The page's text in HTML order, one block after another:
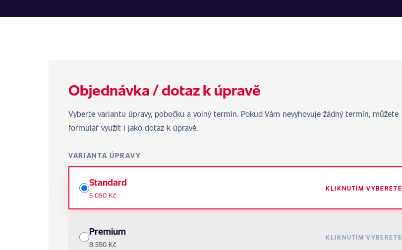
Objednávka / dotaz k úpravě
Vyberte variantu úpravy, pobočku a volný termín. Pokud Vám nevyhovuje žádný termín, můžete
formulář využít i jako dotaz k úpravě.
VARIANTA ÚPRAVY
Standard
5 090 Kč
KLIKNUTÍM VYBERETE
Premium
8 590 Kč
KLIKNUTÍM VYBERETE